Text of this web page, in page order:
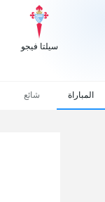
سيلتا فيجو
المباراة شائع